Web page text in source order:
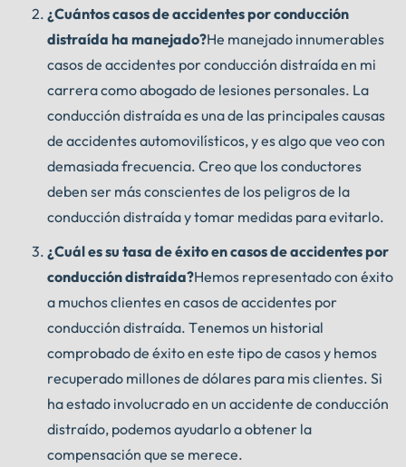
¿Cuántos casos de accidentes por conducción
distraída ha manejado?He manejado innumerables
casos de accidentes por conducción distraída en mi
carrera como abogado de lesiones personales. La
conducción distraída es una de las principales causas
de accidentes automovilísticos, y es algo que veo con
demasiada frecuencia. Creo que los conductores
deben ser más conscientes de los peligros de la
conducción distraída y tomar medidas para evitarlo.
¿Cuál es su tasa de éxito en casos de accidentes por
conducción distraída?Hemos representado con éxito
a muchos clientes en casos de accidentes por
conducción distraída. Tenemos un historial
comprobado de éxito en este tipo de casos y hemos
recuperado millones de dólares para mis clientes. Si
ha estado involucrado en un accidente de conducción
distraído, podemos ayudarlo a obtener la
compensación que se merece.